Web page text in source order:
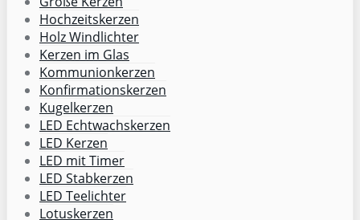
Hochzeitskerzen
Holz Windlichter
Kerzen im Glas
Kommunionkerzen
Konfirmationskerzen
Kugelkerzen
LED Echtwachskerzen
LED Kerzen
LED mit Timer
LED Stabkerzen
LED Teelichter
Lotuskerzen